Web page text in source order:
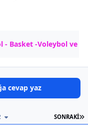
- Basket -Voleybol ve
cevap yaz
SONRAKI